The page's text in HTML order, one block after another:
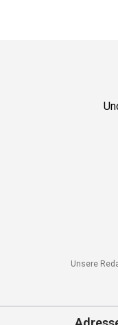
Unsere